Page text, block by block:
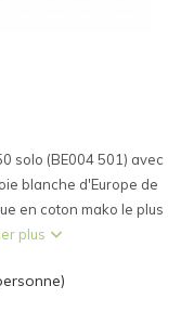
solo (BE004 501) avec
blanche d'Europe de
en coton mako le plus
plus